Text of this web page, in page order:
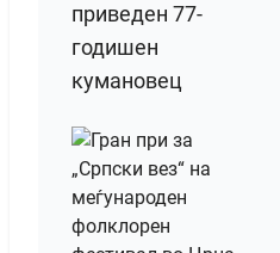
приведен 77-
годишен
кумановец